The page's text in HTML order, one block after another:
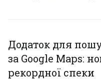
Додаток для
за Google Maps:
рекордної спеки